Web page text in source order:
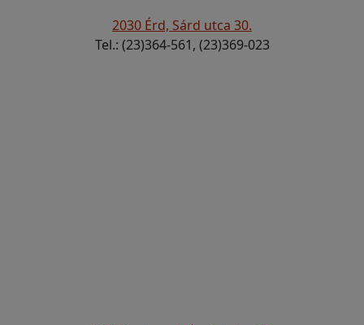
2030 Érd, Sárd utca 30.
Tel.: (23)364-561, (23)369-023